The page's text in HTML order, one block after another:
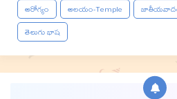
ఆరోగ్యం
ఆలయం-Temple
తెలుగు భాష